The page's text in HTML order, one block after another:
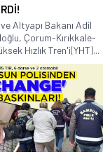
Altyapı Bakanı Adil
Çorum-Kırıkkale-
Hızlık Tren'i(YHT)...